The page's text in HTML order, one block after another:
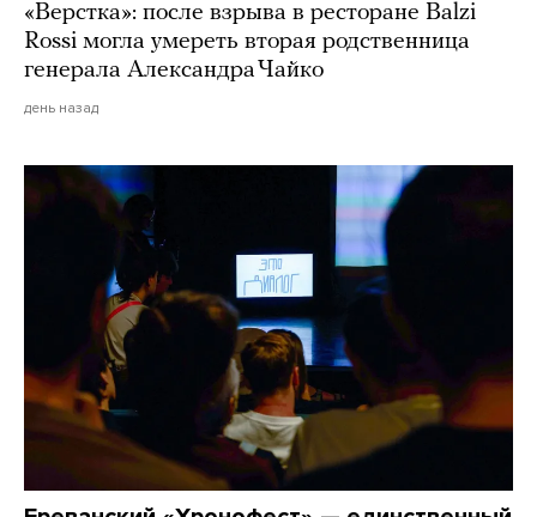
«Верстка»: после взрыва в ресторане Balzi
Rossi могла умереть вторая родственница
генерала Александра Чайко
день назад